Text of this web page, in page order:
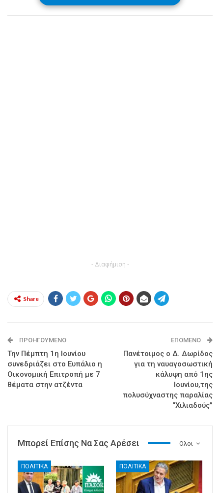
- Διαφήμιση -
Share
ΠΡΟΗΓΟΎΜΕΝΟ
Την Πέμπτη 1η Ιουνίου
συνεδριάζει στο Ευπάλιο η
Οικονομική Επιτροπή με 7
θέματα στην ατζέντα
ΕΠΌΜΕΝΟ
Πανέτοιμος ο Δ. Δωρίδος
για τη ναυαγοσωστική
κάλυψη από 1ης
Ιουνίου,της
πολυσύχναστης παραλίας
“Χιλιαδούς”
Ολοι
Μπορεί Επίσης Να Σας Αρέσει
ΠΟΛΙΤΙΚΑ ΠΟΛΙΤΙΚΑ